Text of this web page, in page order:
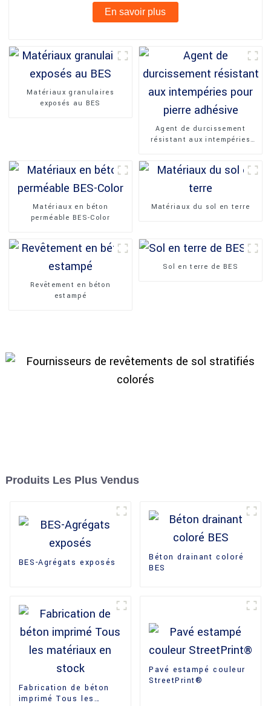
En savoir plus
Matériaux granulaires
exposés au BES
Agent de durcissement
résistant aux intempéries
Matériaux en béton
perméable BES-Color
Matériaux du sol en terre
Revêtement en béton
estampé
Sol en terre de BES
Produits Les Plus Vendus
BES-Agrégats exposés
Béton drainant coloré
BES
Fabrication de béton
imprimé Tous les
Pavé estampé couleur
StreetPrint®